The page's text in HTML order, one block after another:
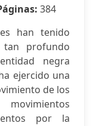
384
han tenido
profundo
negra
ejercido una
de los
por la